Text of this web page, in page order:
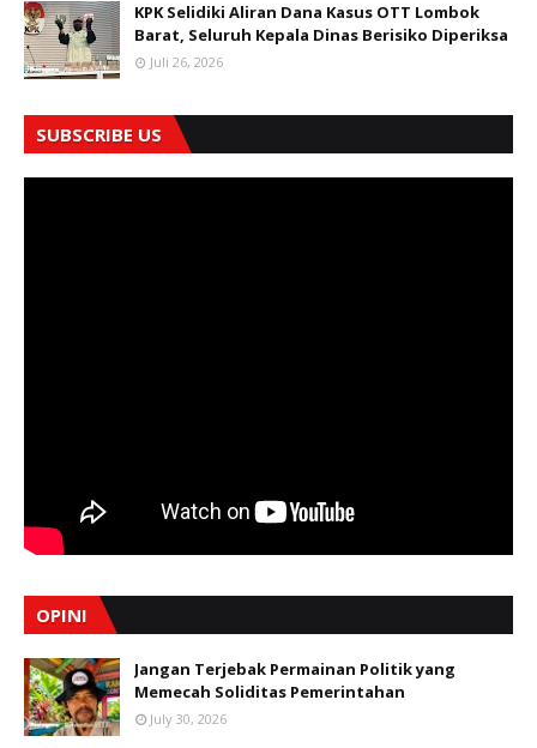
KPK Selidiki Aliran Dana Kasus OTT Lombok
Barat, Seluruh Kepala Dinas Berisiko Diperiksa
Juli 26, 2026
SUBSCRIBE US
OPINI
Jangan Terjebak Permainan Politik yang
Memecah Soliditas Pemerintahan
July 30, 2026